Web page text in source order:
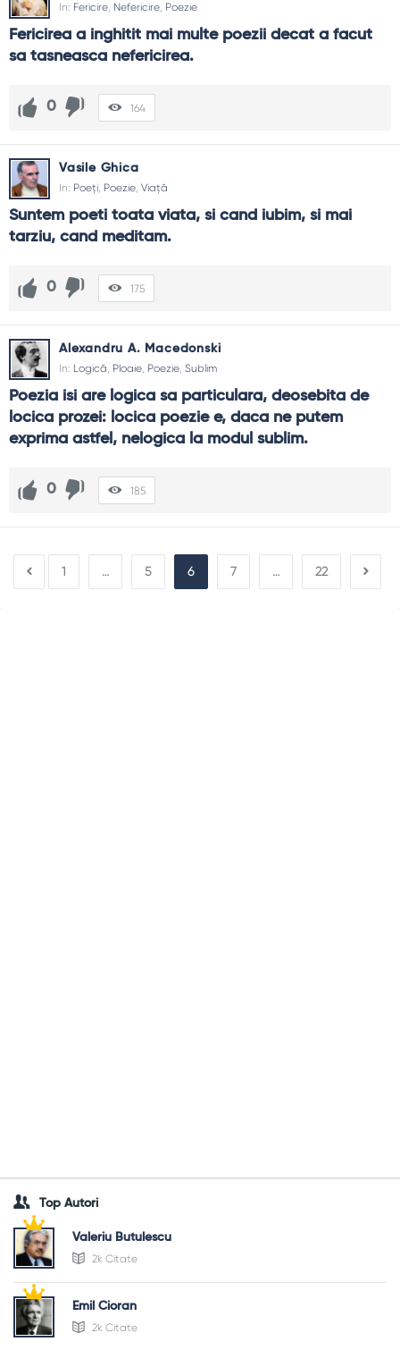
In: Fericire, Nefericire, Poezie
Fericirea a inghitit mai multe poezii decat a facut
sa tasneasca nefericirea.
0 164
Vasile Ghica
In: Poeți, Poezie, Viață
Suntem poeti toata viata, si cand iubim, si mai
tarziu, cand meditam.
0 175
Alexandru A. Macedonski
In: Logică, Ploaie, Poezie, Sublim
Poezia isi are logica sa particulara, deosebita de
locica prozei: locica poezie e, daca ne putem
exprima astfel, nelogica la modul sublim.
0 185
1 … 5 6 7 … 22
Top Autori
Valeriu Butulescu
2k Citate
Emil Cioran
2k Citate